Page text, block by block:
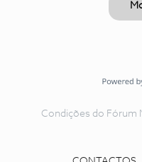
Condições do Fórum